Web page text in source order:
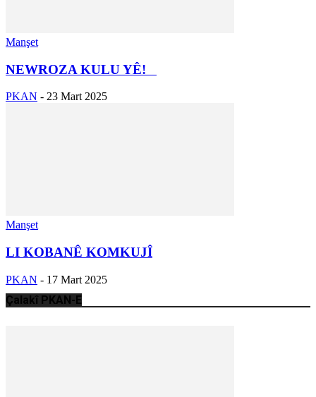
Manşet
NEWROZA KULU YÊ!
PKAN - 23 Mart 2025
Manşet
LI KOBANÊ KOMKUJÎ
PKAN - 17 Mart 2025
Çalakî PKAN-E